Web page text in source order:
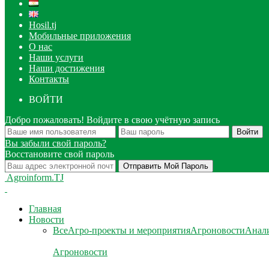
Hosil.tj
Мобильные приложения
О нас
Наши услуги
Наши достижения
Контакты
ВОЙТИ
Добро пожаловать! Войдите в свою учётную запись
Вы забыли свой пароль?
Восстановите свой пароль
Agroinform.TJ
Главная
Новости
ВсеАгро-проекты и мероприятияАгроновости
Агроновости